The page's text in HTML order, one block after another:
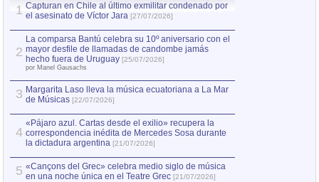
1 Capturan en Chile al último exmilitar condenado por
el asesinato de Víctor Jara [27/07/2026]
2
La comparsa Bantú celebra su 10º aniversario con el
mayor desfile de llamadas de candombe jamás
hecho fuera de Uruguay [25/07/2026]
por Manel Gausachs
3 Margarita Laso lleva la música ecuatoriana a La Mar
de Músicas [22/07/2026]
4
«Pájaro azul. Cartas desde el exilio» recupera la
correspondencia inédita de Mercedes Sosa durante
la dictadura argentina [21/07/2026]
5 «Cançons del Grec» celebra medio siglo de música
en una noche única en el Teatre Grec [21/07/2026]